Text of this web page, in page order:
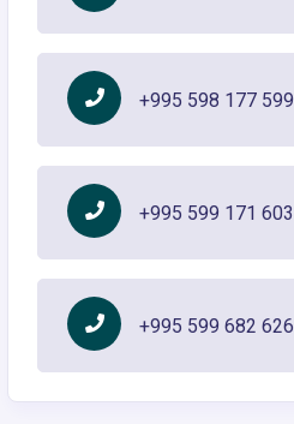
+995 598 177 599
+995 599 171 603
+995 599 682 626